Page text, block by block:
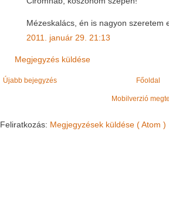
Mézeskalács, én is nagyon szeretem
2011. január 29. 21:13
Megjegyzés küldése
Újabb bejegyzés Főoldal
Mobilverzió
Feliratkozás: Megjegyzések küldése ( Atom )